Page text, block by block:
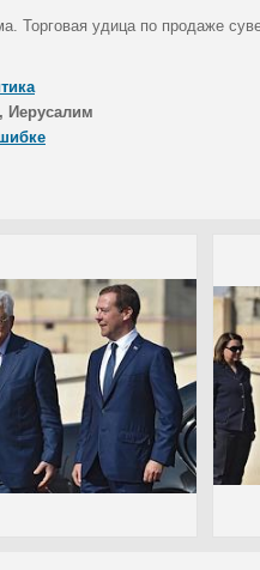
Торговая удица по продаже
Иерусалим